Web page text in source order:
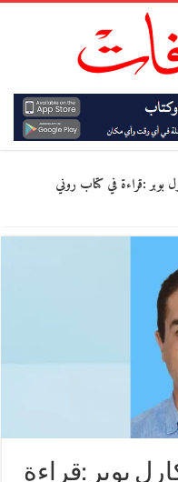
بوبر :قراءة في كتاب روني
بوبر :قراءة